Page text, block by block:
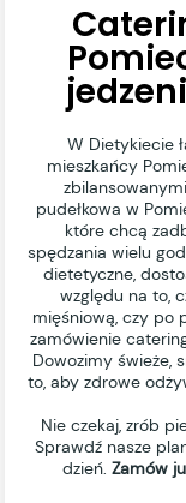
W Dietykiecie
mieszkańcy
pudełkowa w
które chcą
spędzania wielu
dietetyczne,
względu na to,
mięśniową, czy po
zamówienie
Dowozimy świeże,
to, aby zdrowe
Nie czekaj, zrób
Sprawdź nasze
dzień. Zamów